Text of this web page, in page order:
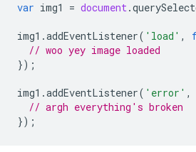
var img1 = document.
img1 .addEventListener( 'load' ,
// woo yey image loaded
});
img1 .addEventListener( 'error' ,
// argh everything's broken
});